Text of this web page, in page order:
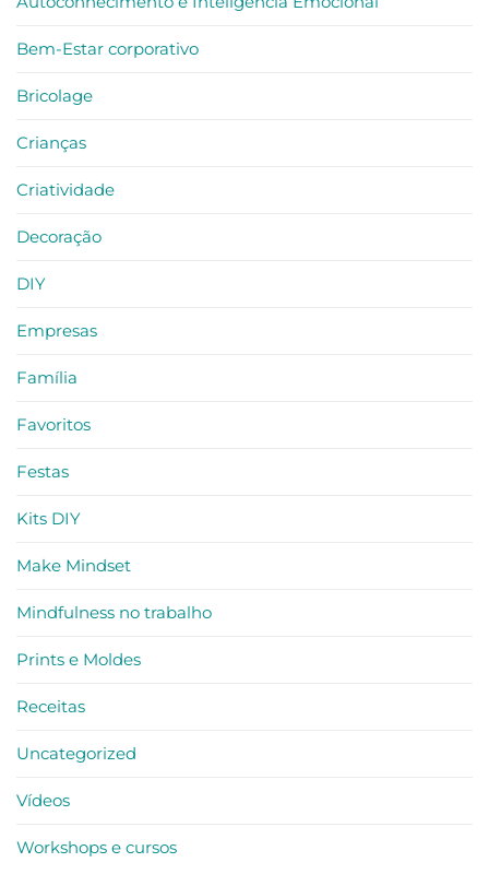
no
trabalho
Bem-Estar corporativo
Bricolage
Crianças
Criatividade
Decoração
DIY
Empresas
Família
Favoritos
Festas
Kits DIY
Make Mindset
Mindfulness no trabalho
Prints e Moldes
Receitas
Uncategorized
Vídeos
Workshops e cursos